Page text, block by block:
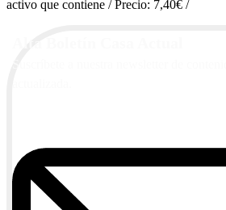
activo que contiene / Precio: 7,40€ /